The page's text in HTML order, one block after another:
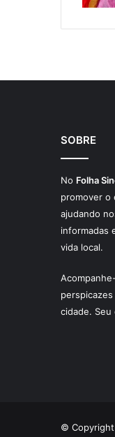
SOBRE
No Folha
promover o
ajudando
informadas
vida local.
cidade. Seu
© Copyright